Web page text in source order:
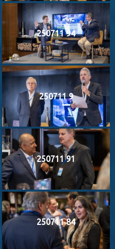
250711 94
250711 9
250711 91
250711 84